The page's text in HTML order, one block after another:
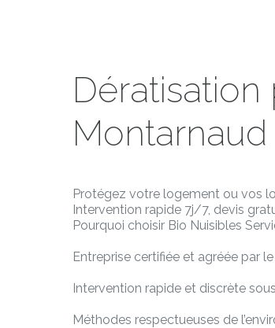
Montarnaud
Protégez votre logement ou vos
Intervention rapide 7j/7, devis
Pourquoi choisir Bio Nuisibles
Entreprise certifiée et agréée par
Intervention rapide et discrète
Méthodes respectueuses de